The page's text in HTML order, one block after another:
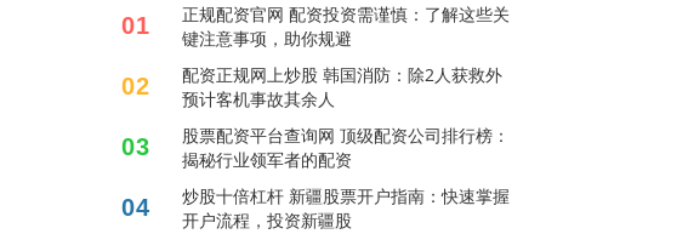
01
正规配资官网 配资投资需谨慎：了解这些关
键注意事项，助你规避
02
配资正规网上炒股 韩国消防：除2人获救外
预计客机事故其余人
03
股票配资平台查询网 顶级配资公司排行榜：
揭秘行业领军者的配资
04
炒股十倍杠杆 新疆股票开户指南：快速掌握
开户流程，投资新疆股